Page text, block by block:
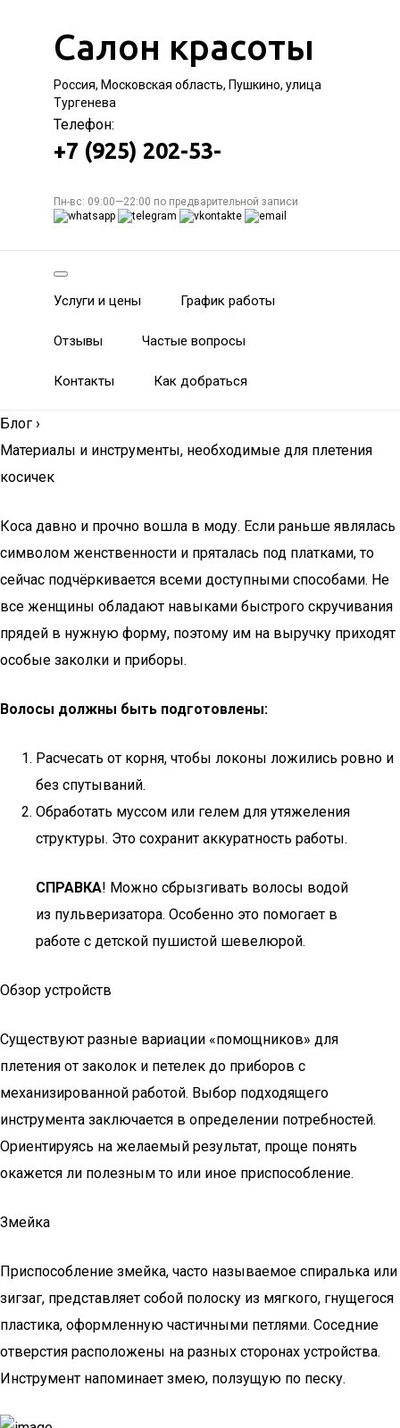
Салон красоты
Россия, Московская область, Пушкино, улица
Тургенева
Телефон:
+7 (925) 202-53-
Пн-вс: 09:00—22:00 по предварительной записи
Услуги и цены График работы
Отзывы Частые вопросы
Контакты Как добраться
Блог ›
Материалы и инструменты, необходимые для плетения
косичек
Коса давно и прочно вошла в моду. Если раньше являлась
символом женственности и пряталась под платками, то
сейчас подчёркивается всеми доступными способами. Не
все женщины обладают навыками быстрого скручивания
прядей в нужную форму, поэтому им на выручку приходят
особые заколки и приборы.
Волосы должны быть подготовлены:
Расчесать от корня, чтобы локоны ложились ровно и
без спутываний.
Обработать муссом или гелем для утяжеления
структуры. Это сохранит аккуратность работы.
СПРАВКА! Можно сбрызгивать волосы водой
из пульверизатора. Особенно это помогает в
работе с детской пушистой шевелюрой.
Обзор устройств
Существуют разные вариации «помощников» для
плетения от заколок и петелек до приборов с
механизированной работой. Выбор подходящего
инструмента заключается в определении потребностей.
Ориентируясь на желаемый результат, проще понять
окажется ли полезным то или иное приспособление.
Змейка
Приспособление змейка, часто называемое спиралька или
зигзаг, представляет собой полоску из мягкого, гнущегося
пластика, оформленную частичными петлями. Соседние
отверстия расположены на разных сторонах устройства.
Инструмент напоминает змею, ползущую по песку.